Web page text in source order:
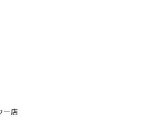
ー店